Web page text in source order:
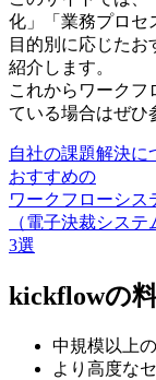
化」「業務プロセ
目的別に応じた
紹介します。
これからワークフ
ている場合はぜひ
自社の課題解決に
おすすめの
ワークフローシス
（電子決裁システ
3選
kickflowの
中規模以上
より高度な